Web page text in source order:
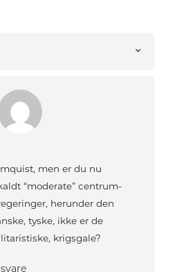
men er du nu
“moderate” centrum-
herunder den
tyske, ikke er de
krigsgale?